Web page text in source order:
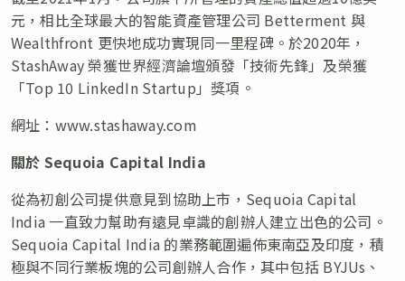
元，相比全球最大的智能資產管理公司 Betterment 與
Wealthfront 更快地成功實現同一里程碑。於2020年，
StashAway 榮獲世界經濟論壇頒發「技術先鋒」 及榮獲
「Top 10 LinkedIn Startup 」獎項。
網址：www.stashaway.com
關於 Sequoia Capital India
從為初創公司提供意見到協助上市，Sequoia Capital
India 一直致力幫助有遠見卓識的創辦人建立出色的公司。
Sequoia Capital India 的業務範圍遍佈東南亞及印度，積
極與不同行業板塊的公司創辦人合作，其中包括 BYJUs、